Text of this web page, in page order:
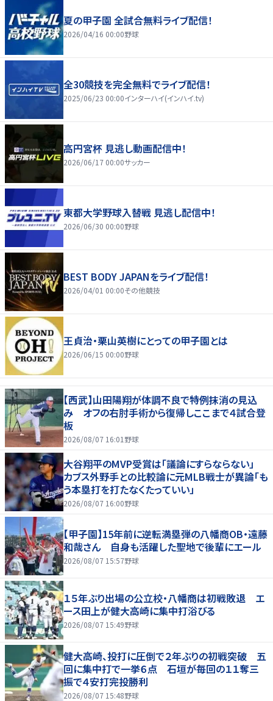
夏の甲子園 全試合無料ライブ配信！
2026/04/16 00:00野球
全30競技を完全無料でライブ配信！
2025/06/23 00:00インターハイ(インハイ.tv)
高円宮杯 見逃し動画配信中！
2026/06/17 00:00サッカー
東都大学野球入替戦 見逃し配信中！
2026/06/30 00:00野球
BEST BODY JAPANをライブ配信！
2026/04/01 00:00その他競技
王貞治・栗山英樹にとっての甲子園とは
2026/06/15 00:00野球
【西武】山田陽翔が体調不良で特例抹消の見込
み オフの右肘手術から復帰しここまで４試合登
板
2026/08/07 16:01 野球
大谷翔平のMVP受賞は「議論にすらならない」
カブス外野手との比較論に元MLB戦士が異論「も
う本塁打を打たなくたっていい」
2026/08/07 16:00野球
【甲子園】15年前に逆転満塁弾の八幡商OB・遠藤
和哉さん 自身も活躍した聖地で後輩にエール
2026/08/07 15:57野球
１５年ぶり出場の公立校・八幡商は初戦敗退 エ
ース田上が健大高崎に集中打浴びる
2026/08/07 15:49野球
健大高崎、投打に圧倒で２年ぶりの初戦突破 五
回に集中打で一挙６点 石垣が毎回の１１奪三
振で４安打完投勝利
2026/08/07 15:48野球